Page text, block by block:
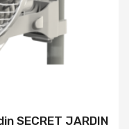
SECRET JARDIN